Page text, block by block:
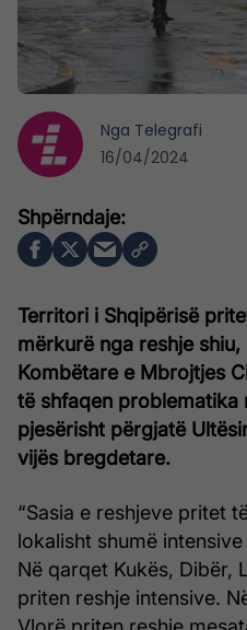
Territori i Shqipërisë
mërkurë nga reshje
Kombëtare e Mbrojtjes
të shfaqen problematika
pjesërisht përgjatë
vijës bregdetare.
“Sasia e reshjeve pritet
lokalisht shumë
Në qarqet Kukës, Dibër,
priten reshje intensive.
Nga Telegrafi
16/04/2024